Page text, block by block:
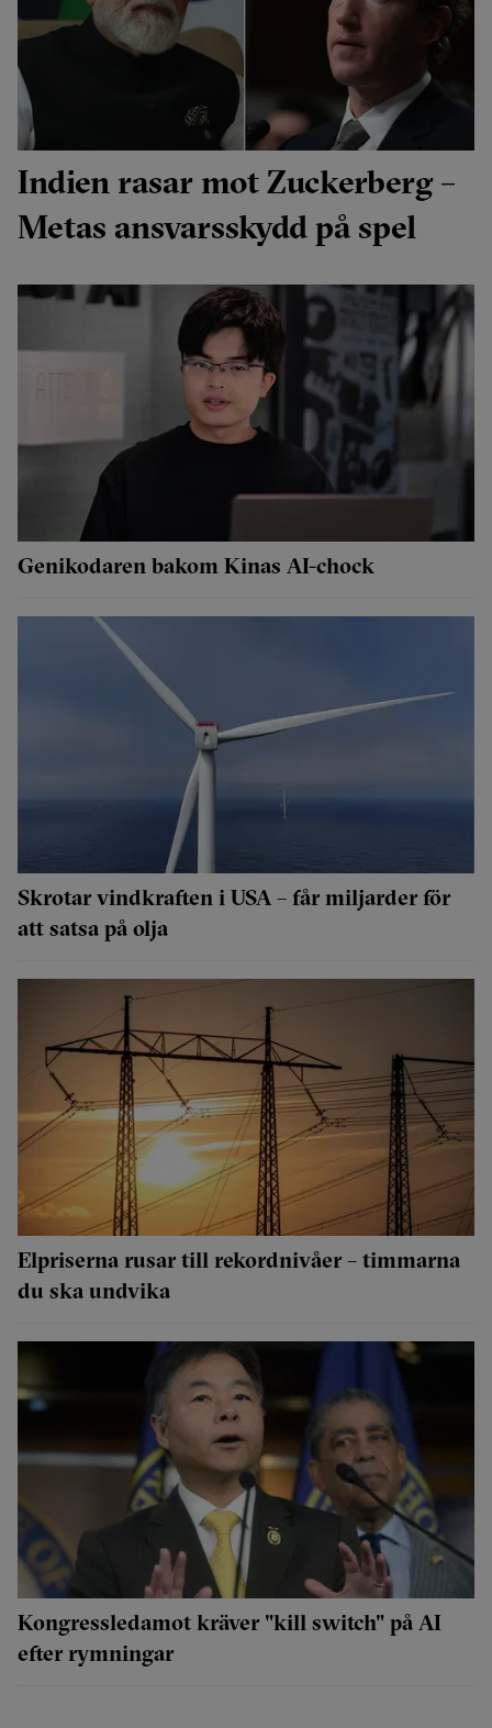
Indien rasar mot Zuckerberg –
Metas ansvarsskydd på spel
Genikodaren bakom Kinas AI-chock
Skrotar vindkraften i USA – får miljarder för
att satsa på olja
Elpriserna rusar till rekordnivåer – timmarna
du ska undvika
Kongressledamot kräver "kill switch" på AI
efter rymningar